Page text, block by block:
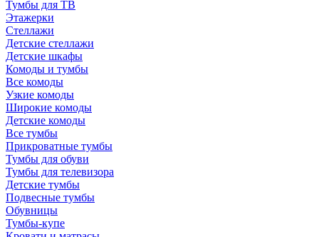
Тумбы для ТВ
Этажерки
Стеллажи
Детские стеллажи
Детские шкафы
Комоды и тумбы
Все комоды
Узкие комоды
Широкие комоды
Детские комоды
Все тумбы
Прикроватные тумбы
Тумбы для обуви
Тумбы для телевизора
Детские тумбы
Подвесные тумбы
Обувницы
Тумбы-купе